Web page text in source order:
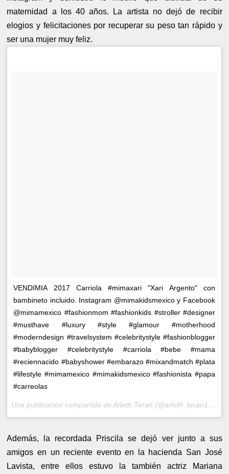
maternidad a los 40 años. La artista no dejó de recibir
elogios y felicitaciones por recuperar su peso tan rápido y
ser una mujer muy feliz.
VENDIMIA 2017 Carriola #mimaxari "Xari Argento" con
bambineto incluido. Instagram @mimakidsmexico y Facebook
@mimamexico #fashionmom #fashionkids #stroller #designer
#musthave #luxury #style #glamour #motherhood
#moderndesign #travelsystem #celebritystyle #fashionblogger
#babyblogger #celebritystyle #carriola #bebe #mama
#reciennacido #babyshower #embarazo #mixandmatch #plata
#lifestyle #mimamexico #mimakidsmexico #fashionista #papa
#carreolas
Una publicación compartida de Arleth Teran (@arleth_teran111) el
Además, la recordada Priscila se dejó ver junto a sus
amigos en un reciente evento en la hacienda San José
Lavista, entre ellos estuvo la también actriz Mariana